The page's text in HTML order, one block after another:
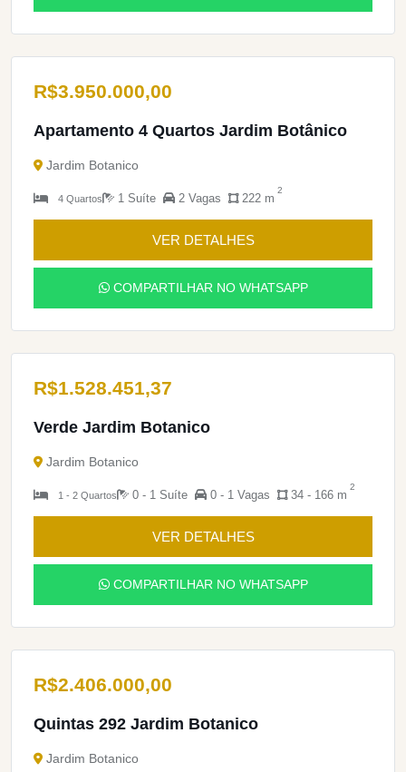
R$3.950.000,00
Apartamento 4 Quartos Jardim Botânico
Jardim Botanico
4 Quartos 1 Suíte 2 Vagas 222 m
2
VER DETALHES
COMPARTILHAR NO WHATSAPP
R$1.528.451,37
Verde Jardim Botanico
Jardim Botanico
1 - 2 Quartos 0 - 1 Suíte 0 - 1 Vagas 34 - 166 m
2
VER DETALHES
COMPARTILHAR NO WHATSAPP
R$2.406.000,00
Quintas 292 Jardim Botanico
Jardim Botanico